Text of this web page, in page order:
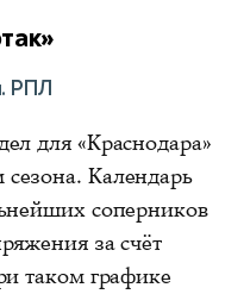
РПЛ
для «Краснодара»
Календарь
соперников
за счёт
таком графике